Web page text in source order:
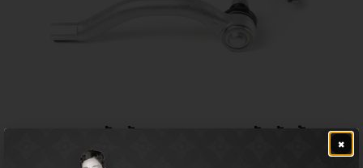
ลูกหมากคันชักขวา-ลูกหมากคันชักซ้าย
1,200.00
×